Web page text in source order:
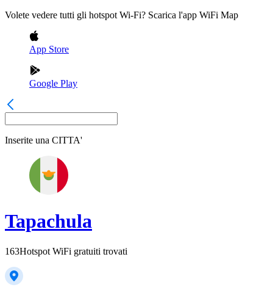
Volete vedere tutti gli hotspot Wi-Fi? Scarica l'app WiFi Map
App Store
Google Play
Inserite una CITTA'
Tapachula
163Hotspot WiFi gratuiti trovati